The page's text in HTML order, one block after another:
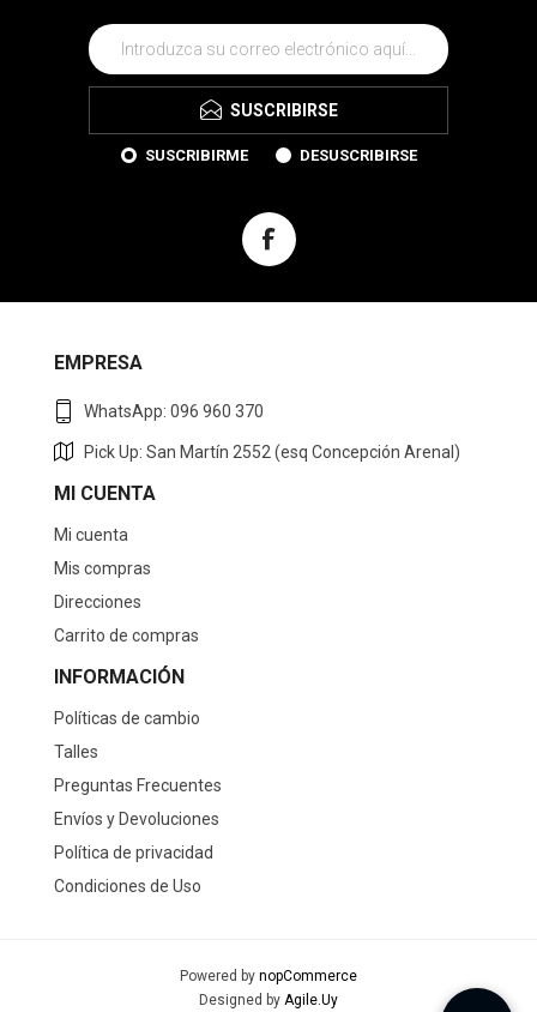
SUSCRIBIRSE
SUSCRIBIRME DESUSCRIBIRSE
EMPRESA
WhatsApp: 096 960 370
Pick Up: San Martín 2552 (esq Concepción Arenal)
MI CUENTA
Mi cuenta
Mis compras
Direcciones
Carrito de compras
INFORMACIÓN
Políticas de cambio
Talles
Preguntas Frecuentes
Envíos y Devoluciones
Política de privacidad
Condiciones de Uso
Powered by nopCommerce
Designed by Agile.Uy